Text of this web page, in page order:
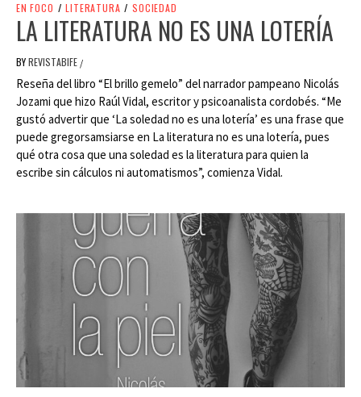
EN FOCO / LITERATURA / SOCIEDAD
LA LITERATURA NO ES UNA LOTERÍA
BYREVISTABIFE /
Reseña del libro “El brillo gemelo” del narrador pampeano Nicolás
Jozami que hizo Raúl Vidal, escritor y psicoanalista cordobés. “Me
gustó advertir que ‘La soledad no es una lotería’ es una frase que
puede gregorsamsiarse en La literatura no es una lotería, pues
qué otra cosa que una soledad es la literatura para quien la
escribe sin cálculos ni automatismos”, comienza Vidal.